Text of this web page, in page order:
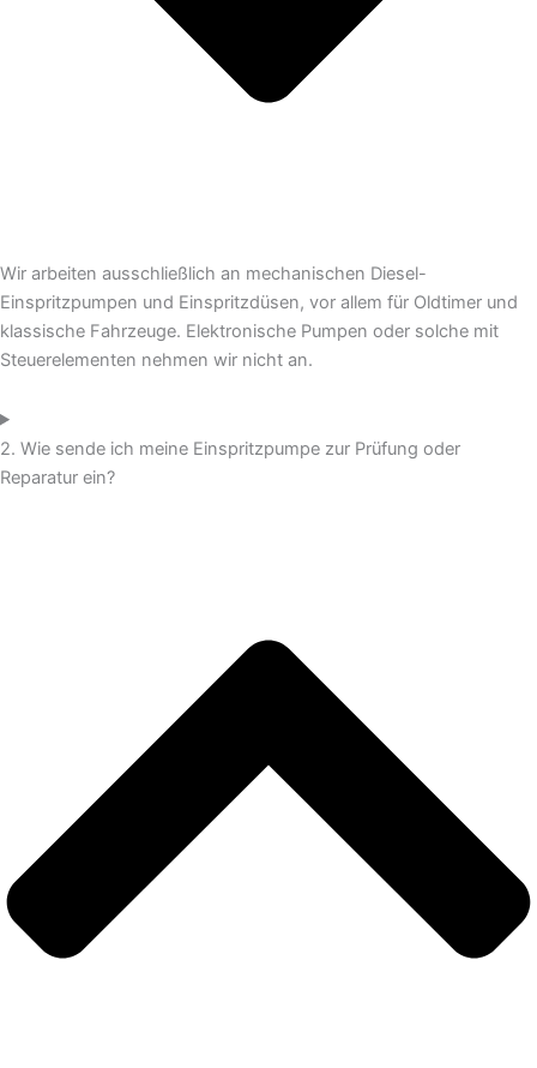
Wir arbeiten ausschließlich an mechanischen Diesel-
Einspritzpumpen und Einspritzdüsen, vor allem für Oldtimer und
klassische Fahrzeuge. Elektronische Pumpen oder solche mit
Steuerelementen nehmen wir nicht an.
2. Wie sende ich meine Einspritzpumpe zur Prüfung oder
Reparatur ein?